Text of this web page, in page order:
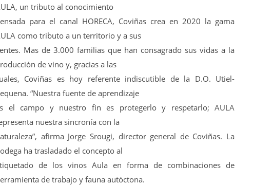
un tributo al conocimiento
para el canal HORECA, Coviñas crea en 2020 la gama
como tributo a un territorio y a sus
Mas de 3.000 familias que han consagrado sus vidas a la
de vino y, gracias a las
Coviñas es hoy referente indiscutible de la D.O. Utiel-
“Nuestra fuente de aprendizaje
el campo y nuestro fin es protegerlo y respetarlo; AULA
nuestra sincronía con la
afirma Jorge Srougi, director general de Coviñas. La
ha trasladado el concepto al
de los vinos Aula en forma de combinaciones de
de trabajo y fauna autóctona.